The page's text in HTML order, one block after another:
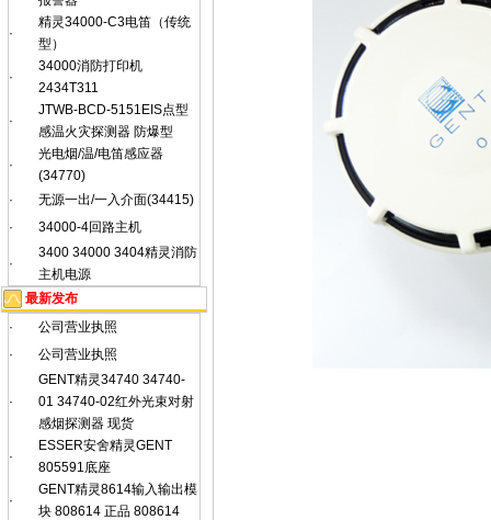
·
精灵34000-C3电笛（传统
型）
·
34000消防打印机
2434T311
·
JTWB-BCD-5151EIS点型
感温火灾探测器 防爆型
·
光电烟/温/电笛感应器
(34770)
·
无源一出/一入介面(34415)
·
34000-4回路主机
·
3400 34000 3404精灵消防
主机电源
最新发布
·
公司营业执照
·
公司营业执照
·
GENT精灵34740 34740-
01 34740-02红外光束对射
感烟探测器 现货
·
ESSER安舍精灵GENT
805591底座
·
GENT精灵8614输入输出模
块 808614 正品 808614